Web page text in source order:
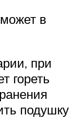
в
при
гореть
подушку